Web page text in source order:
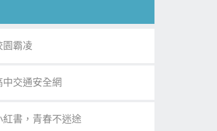
園霸凌
中交通安全網
紅書，青春不迷途